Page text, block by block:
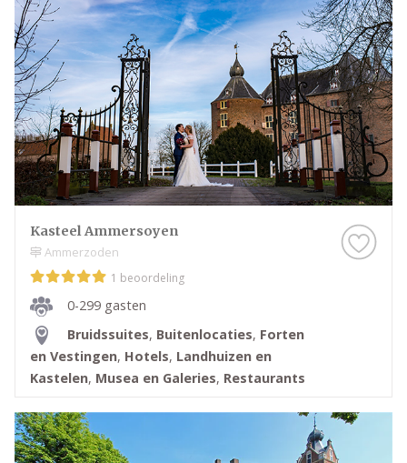
Kasteel Ammersoyen
Ammerzoden
1 beoordeling
0-299 gasten
Bruidssuites, Buitenlocaties, Forten
en Vestingen, Hotels, Landhuizen en
Kastelen, Musea en Galeries, Restaurants